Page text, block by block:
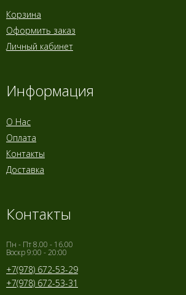
Корзина
Оформить заказ
Личный кабинет
Информация
О Нас
Оплата
Контакты
Доставка
Контакты
Пн - Пт 8.00 - 16.00
Воскр 9:00 - 20:00
+7(978) 672-53-29
+7(978) 672-53-31